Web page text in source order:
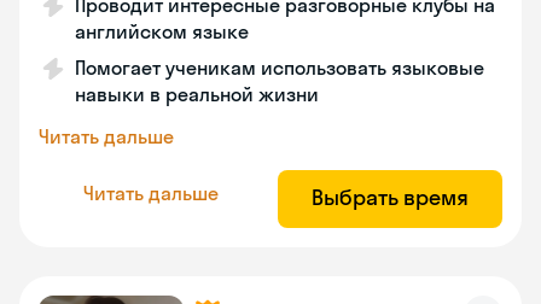
Проводит интересные разговорные клубы на
английском языке
Помогает ученикам использовать языковые
навыки в реальной жизни
Читать дальше
Читать дальше Выбрать время